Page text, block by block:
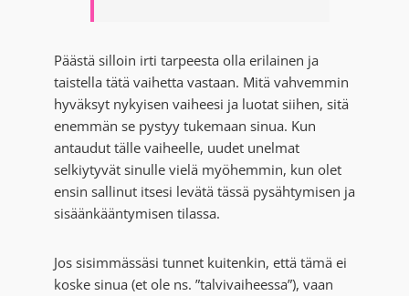
Päästä silloin irti tarpeesta olla erilainen ja
taistella tätä vaihetta vastaan. Mitä vahvemmin
hyväksyt nykyisen vaiheesi ja luotat siihen, sitä
enemmän se pystyy tukemaan sinua. Kun
antaudut tälle vaiheelle, uudet unelmat
selkiytyvät sinulle vielä myöhemmin, kun olet
ensin sallinut itsesi levätä tässä pysähtymisen ja
sisäänkääntymisen tilassa.
Jos sisimmässäsi tunnet kuitenkin, että tämä ei
koske sinua (et ole ns. ”talvivaiheessa”), vaan